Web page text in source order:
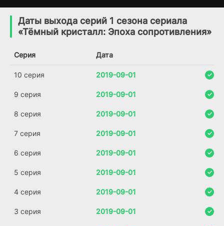
(2016)
6.0
Даты выхода серий 1 сезона сериала
«Тёмный кристалл: Эпоха сопротивления»
Серия Дата
10 серия 2019-09-01
9 серия 2019-09-01
8 серия 2019-09-01
7 серия 2019-09-01
6 серия 2019-09-01
5 серия 2019-09-01
4 серия 2019-09-01
3 серия 2019-09-01